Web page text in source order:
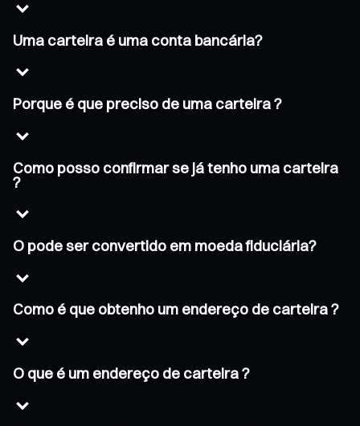
Uma carteira é uma conta bancária?
Porque é que preciso de uma carteira ?
Como posso confirmar se já tenho uma carteira
?
O pode ser convertido em moeda fiduciária?
Como é que obtenho um endereço de carteira ?
O que é um endereço de carteira ?